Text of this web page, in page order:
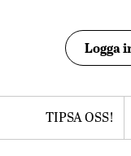
Logga
TIPSA OSS!